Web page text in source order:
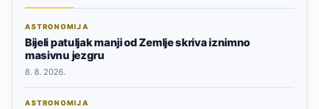
ASTRONOMIJA
Bijeli patuljak manji od Zemlje skriva iznimno
masivnu jezgru
8. 8. 2026.
ASTRONOMIJA